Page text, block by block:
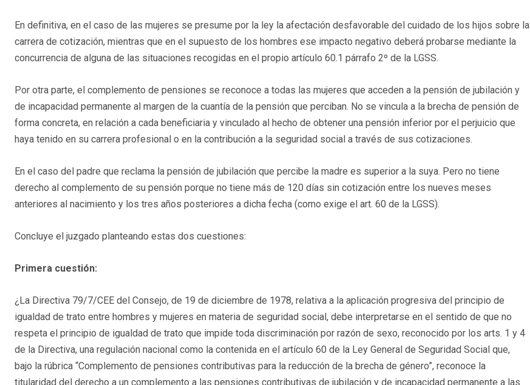
En definitiva, en el caso de las mujeres se presume por la ley la afectación desfavorable del cuidado de los hijos sobre la
carrera de cotización, mientras que en el supuesto de los hombres ese impacto negativo deberá probarse mediante la
concurrencia de alguna de las situaciones recogidas en el propio artículo 60.1 párrafo 2º de la LGSS.
Por otra parte, el complemento de pensiones se reconoce a todas las mujeres que acceden a la pensión de jubilación y
de incapacidad permanente al margen de la cuantía de la pensión que perciban. No se vincula a la brecha de pensión de
forma concreta, en relación a cada beneficiaria y vinculado al hecho de obtener una pensión inferior por el perjuicio que
haya tenido en su carrera profesional o en la contribución a la seguridad social a través de sus cotizaciones.
En el caso del padre que reclama la pensión de jubilación que percibe la madre es superior a la suya. Pero no tiene
derecho al complemento de su pensión porque no tiene más de 120 días sin cotización entre los nueves meses
anteriores al nacimiento y los tres años posteriores a dicha fecha (como exige el art. 60 de la LGSS).
Concluye el juzgado planteando estas dos cuestiones:
Primera cuestión:
¿La Directiva 79/7/CEE del Consejo, de 19 de diciembre de 1978, relativa a la aplicación progresiva del principio de
igualdad de trato entre hombres y mujeres en materia de seguridad social, debe interpretarse en el sentido de que no
respeta el principio de igualdad de trato que impide toda discriminación por razón de sexo, reconocido por los arts. 1 y 4
de la Directiva, una regulación nacional como la contenida en el artículo 60 de la Ley General de Seguridad Social que,
bajo la rúbrica “Complemento de pensiones contributivas para la reducción de la brecha de género”, reconoce la
titularidad del derecho a un complemento a las pensiones contributivas de jubilación y de incapacidad permanente a las